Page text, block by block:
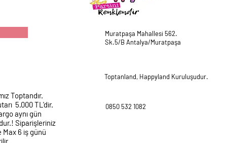
Toptandır.
5.000 TL'dir.
aynı gün
Siparişleriniz
Max 6 iş günü
Muratpaşa Mahallesi 562.
Sk.5/B Antalya/Muratpaşa
Toptanland, Happyland Kuruluşudur.
0850 532 1082